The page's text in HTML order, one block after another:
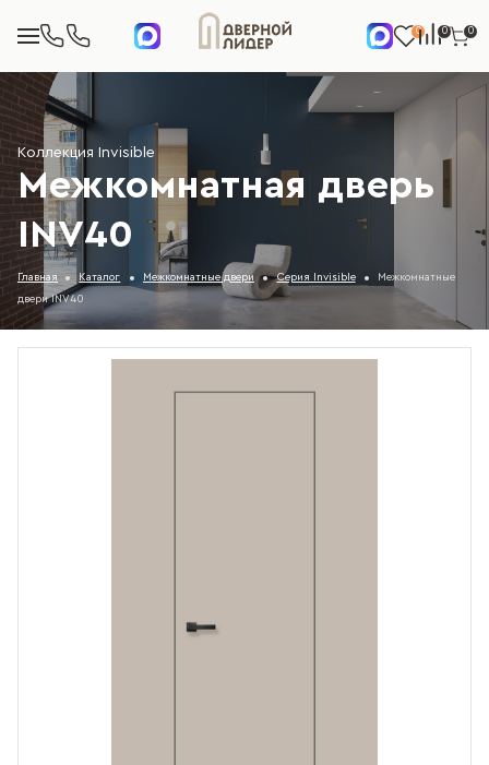
0 0 0
Коллекция Invisible
Межкомнатная дверь
INV40
Главная Каталог Межкомнатные двери Серия Invisible
Межкомнатные
двери INV40